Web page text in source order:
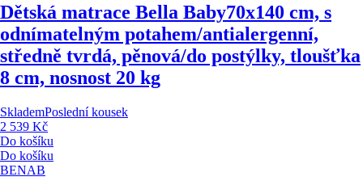
Dětská matrace Bella Baby70x140 cm, s
odnímatelným potahem/antialergenní,
středně tvrdá, pěnová/do postýlky, tloušťka
8 cm, nosnost 20 kg
SklademPoslední kousek
2 539 Kč
Do košíku
Do košíku
BENAB